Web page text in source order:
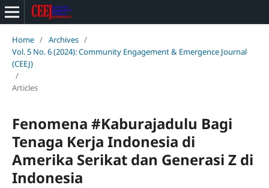
Home / Archives /
Vol. 5 No. 6 (2024): Community Engagement & Emergence Journal
(CEEJ)
/
Articles
Fenomena #Kaburajadulu Bagi
Tenaga Kerja Indonesia di
Amerika Serikat dan Generasi Z di
Indonesia